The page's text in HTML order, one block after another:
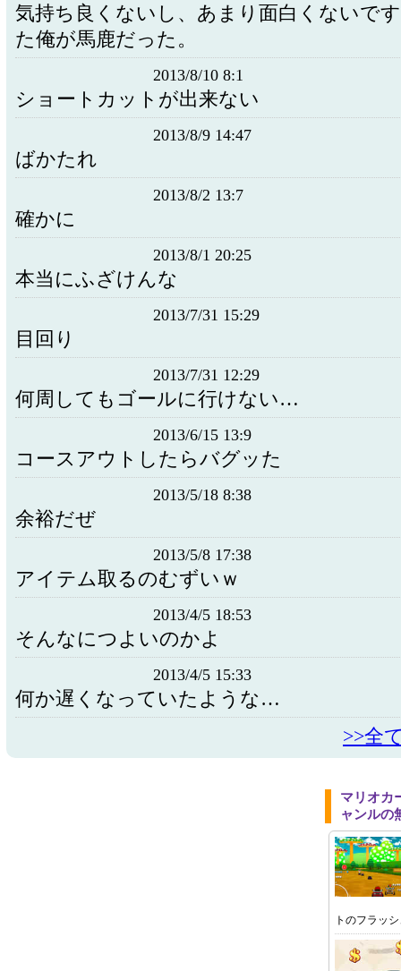
気持ち良くないし、あまり面白くないで
た俺が馬鹿だった。
2013/8/10 8:1
ショートカットが出来ない
2013/8/9 14:47
ばかたれ
2013/8/2 13:7
確かに
2013/8/1 20:25
本当にふざけんな
2013/7/31 15:29
目回り
2013/7/31 12:29
何周してもゴールに行けない…
2013/6/15 13:9
コースアウトしたらバグッた
2013/5/18 8:38
余裕だぜ
2013/5/8 17:38
アイテム取るのむずいｗ
2013/4/5 18:53
そんなにつよいのかよ
2013/4/5 15:33
何か遅くなっていたような…
>>全
マリオカ
ャンルの
トのフラッ